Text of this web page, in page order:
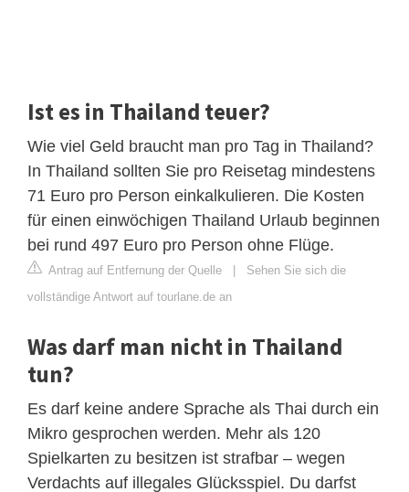
Ist es in Thailand teuer?
Wie viel Geld braucht man pro Tag in Thailand?
In Thailand sollten Sie pro Reisetag mindestens
71 Euro pro Person einkalkulieren. Die Kosten
für einen einwöchigen Thailand Urlaub beginnen
bei rund 497 Euro pro Person ohne Flüge.
Antrag auf Entfernung der Quelle | Sehen Sie sich die
vollständige Antwort auf tourlane.de an
Was darf man nicht in Thailand
tun?
Es darf keine andere Sprache als Thai durch ein
Mikro gesprochen werden. Mehr als 120
Spielkarten zu besitzen ist strafbar – wegen
Verdachts auf illegales Glücksspiel. Du darfst